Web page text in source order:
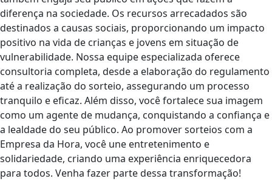
diferença na sociedade. Os recursos arrecadados são
destinados a causas sociais, proporcionando um impacto
positivo na vida de crianças e jovens em situação de
vulnerabilidade. Nossa equipe especializada oferece
consultoria completa, desde a elaboração do regulamento
até a realização do sorteio, assegurando um processo
tranquilo e eficaz. Além disso, você fortalece sua imagem
como um agente de mudança, conquistando a confiança e
a lealdade do seu público. Ao promover sorteios com a
Empresa da Hora, você une entretenimento e
solidariedade, criando uma experiência enriquecedora
para todos. Venha fazer parte dessa transformação!